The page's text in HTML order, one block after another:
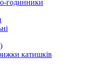
годинники
катишків